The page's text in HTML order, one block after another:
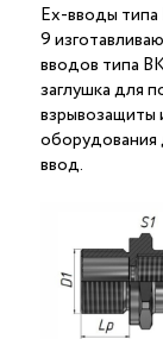
Ex-вводы
9
вводов типа
заглушка для
взрывозащиты
оборудования
ввод.